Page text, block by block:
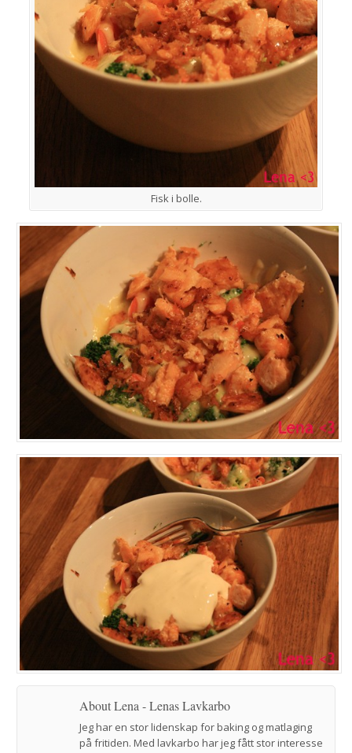
Fisk i bolle.
About Lena - Lenas Lavkarbo
Jeg har en stor lidenskap for baking og matlaging
på fritiden. Med lavkarbo har jeg fått stor interesse